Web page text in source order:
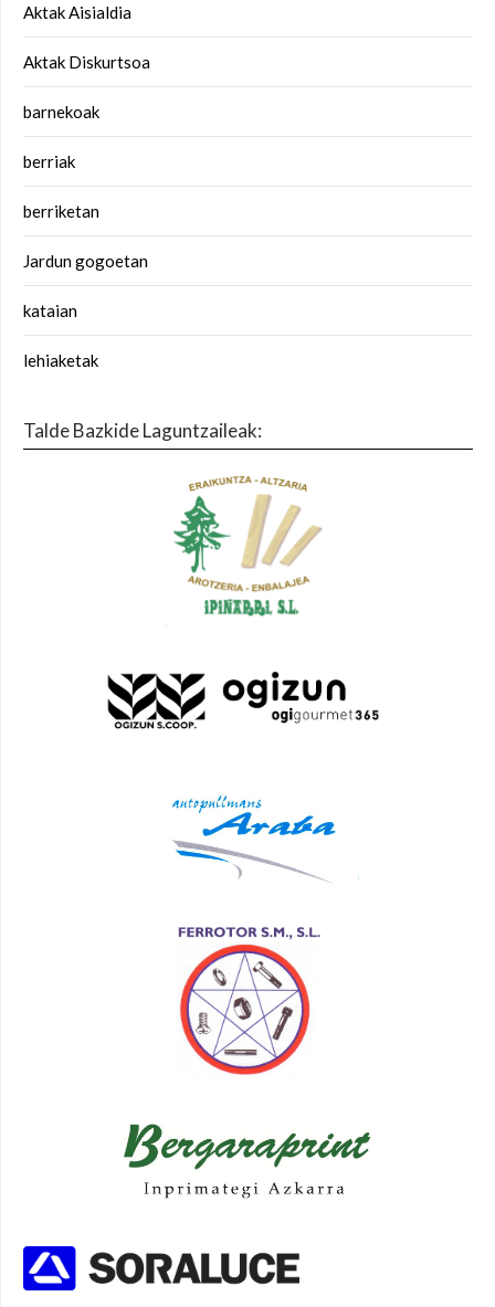
Aktak Aisialdia
Aktak Diskurtsoa
barnekoak
berriak
berriketan
Jardun gogoetan
kataian
lehiaketak
Talde Bazkide Laguntzaileak: